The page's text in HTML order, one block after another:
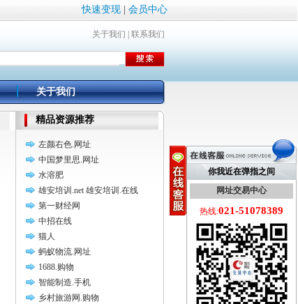
快速变现| 会员中心
你我近在弹指之间
网址交易中心
热线:021-51078389
关于我们 联系我们
关于我们
精品资源推荐
左颜右色.网址
中国梦里思.网址
水溶肥
雄安培训.net 雄安培训.在线
第一财经网
中招在线
猫人
蚂蚁物流.网址
1688.购物
智能制造.手机
乡村旅游网.购物